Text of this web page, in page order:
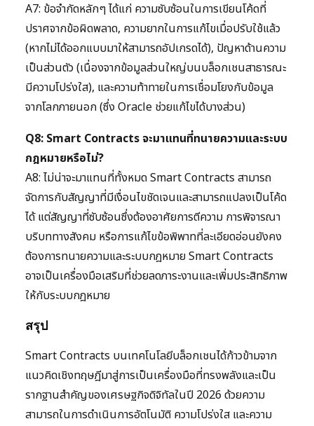
A7: ข้อจำกัดหลักๆ ได้แก่ ความซับซ้อนในการเขียนโค้ดที่
ปราศจากข้อผิดพลาด, ความยากในการแก้ไขเมื่อปรับใช้แล้ว
(หากไม่ได้ออกแบบมาให้สามารถอัปเกรดได้), ปัญหาด้านความ
เป็นส่วนตัว (เนื่องจากข้อมูลส่วนใหญ่บนบล็อกเชนสาธารณะ
มีความโปร่งใส), และความท้าทายในการเชื่อมโยงกับข้อมูล
จากโลกภายนอก (ซึ่ง Oracle ช่วยแก้ไขได้บางส่วน)
Q8: Smart Contracts จะมาแทนที่ทนายความและระบบ
กฎหมายหรือไม่?
A8: ไม่น่าจะมาแทนที่ทั้งหมด Smart Contracts สามารถ
จัดการกับสัญญาที่มีเงื่อนไขชัดเจนและสามารถแปลงเป็นโค้ด
ได้ แต่สัญญาที่ซับซ้อนซึ่งต้องอาศัยการตีความ การพิจารณา
บริบททางสังคม หรือการแก้ไขข้อพิพาทที่ละเอียดอ่อนยังคง
ต้องการทนายความและระบบกฎหมาย Smart Contracts
อาจเป็นเครื่องมือเสริมที่ช่วยลดภาระงานและเพิ่มประสิทธิภาพ
ให้กับระบบกฎหมาย
สรุป
Smart Contracts บนเทคโนโลยีบล็อกเชนได้ก้าวข้ามจาก
แนวคิดเชิงทฤษฎีมาสู่การเป็นเครื่องมือที่ทรงพลังและเป็น
รากฐานสำคัญของเศรษฐกิจดิจิทัลในปี 2026 ด้วยความ
สามารถในการดำเนินการอัตโนมัติ ความโปร่งใส และความ